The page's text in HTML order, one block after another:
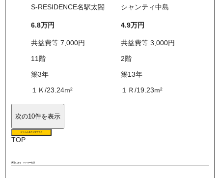
S-RESIDENCE名駅太閤
6.8万円
共益費等 7,000円
11階
築3年
１Ｋ/23.24m²
シャンティ中島
4.9万円
共益費等3,000円
2階
築13年
１Ｒ/19.23m²
次の10件を表示
絞り込み条件を変更する
TOP
周辺にあるニッショー支店